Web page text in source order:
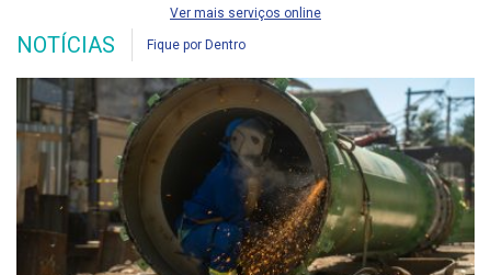
Ver mais serviços online
NOTÍCIAS Fique por Dentro